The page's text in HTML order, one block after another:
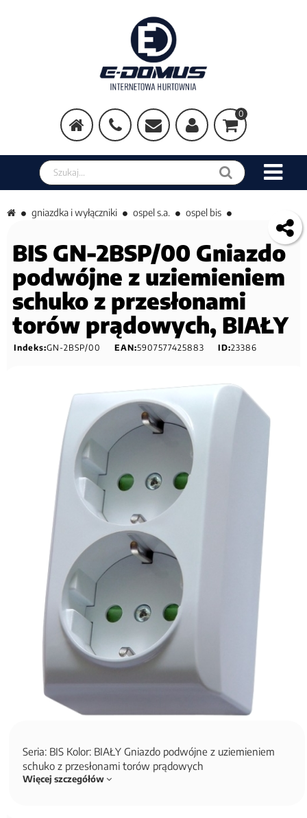
0
Szukaj w sklepie
gniazdka i wyłączniki ospel s.a. ospel bis
BIS GN-2BSP/00 Gniazdo
podwójne z uziemieniem
schuko z przesłonami
torów prądowych, BIAŁY
Indeks:GN-2BSP/00 EAN:5907577425883 ID:23386
Seria: BIS Kolor: BIAŁY Gniazdo podwójne z uziemieniem
schuko z przesłonami torów prądowych
Więcej szczegółów